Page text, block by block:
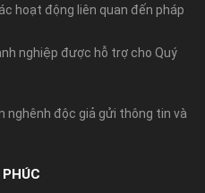
hoạt động liên quan đến pháp
nghiệp được hỗ trợ cho Quý
nghênh độc giả gửi thông tin và